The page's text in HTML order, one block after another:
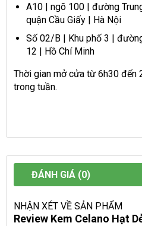
A10 | ngõ 100 | đường
quận Cầu Giấy | Hà Nội
Số 02/B | Khu phố 3 |
12 | Hồ Chí Minh
Thời gian mở cửa từ 6h30 đến
trong tuần.
ĐÁNH GIÁ (0)
NHẬN XÉT VỀ SẢN PHẨM
Review Kem Celano Hạt